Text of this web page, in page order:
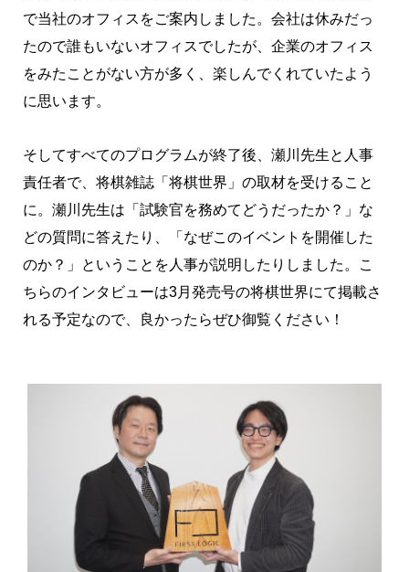
で当社のオフィスをご案内しました。会社は休みだっ
たので誰もいないオフィスでしたが、企業のオフィス
をみたことがない方が多く、楽しんでくれていたよう
に思います。
そしてすべてのプログラムが終了後、瀬川先生と人事
責任者で、将棋雑誌「将棋世界」の取材を受けること
に。瀬川先生は「試験官を務めてどうだったか？」な
どの質問に答えたり、「なぜこのイベントを開催した
のか？」ということを人事が説明したりしました。こ
ちらのインタビューは3月発売号の将棋世界にて掲載さ
れる予定なので、良かったらぜひ御覧ください！